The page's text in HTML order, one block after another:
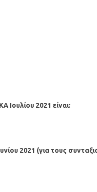
Ιουλίου 2021 είναι:
2021 (για τους